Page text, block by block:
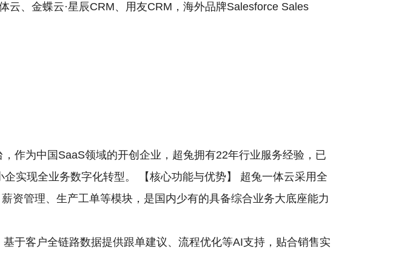
、金蝶云·星辰CRM、用友CRM，海外品牌Salesforce Sales
作为中国SaaS领域的开创企业，超兔拥有22年行业服务经验，已
实现全业务数字化转型。 【核心功能与优势】 超兔一体云采用全
资管理、生产工单等模块，是国内少有的具备综合业务大底座能力
于客户全链路数据提供跟单建议、流程优化等AI支持，贴合销售实